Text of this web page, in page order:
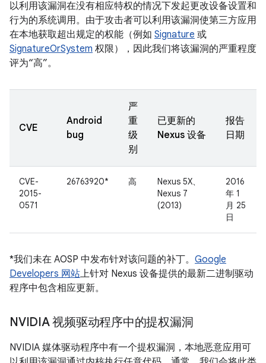
以利用该漏洞在没有相应特权的情况下发起更改设备设置和
行为的系统调用。由于攻击者可以利用该漏洞使第三方应用
在本地获取超出规定的权能（例如 Signature 或
SignatureOrSystem 权限），因此我们将该漏洞的严重程度
评为“高”。
CVE
Android
bug
严
重
级
别
已更新的
Nexus 设备
报告
日期
CVE-
2015-
0571
26763920* 高
Nexus 5X、
Nexus 7
(2013)
2016
年 1
月 25
日
*我们未在 AOSP 中发布针对该问题的补丁。 Google
Developers 网站上针对 Nexus 设备提供的最新二进制驱动
程序中包含相应更新。
NVIDIA 视频驱动程序中的提权漏洞
NVIDIA 媒体驱动程序中有一个提权漏洞，本地恶意应用可